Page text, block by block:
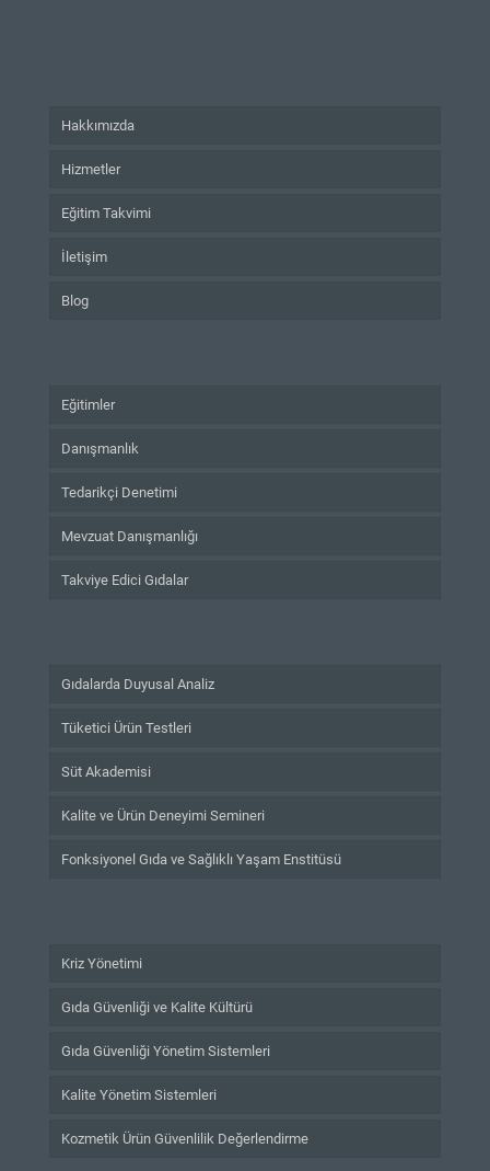
Hakkımızda
Hizmetler
Eğitim Takvimi
İletişim
Blog
Eğitimler
Danışmanlık
Tedarikçi Denetimi
Mevzuat Danışmanlığı
Takviye Edici Gıdalar
Gıdalarda Duyusal Analiz
Tüketici Ürün Testleri
Süt Akademisi
Kalite ve Ürün Deneyimi Semineri
Fonksiyonel Gıda ve Sağlıklı Yaşam Enstitüsü
Kriz Yönetimi
Gıda Güvenliği ve Kalite Kültürü
Gıda Güvenliği Yönetim Sistemleri
Kalite Yönetim Sistemleri
Kozmetik Ürün Güvenlilik Değerlendirme